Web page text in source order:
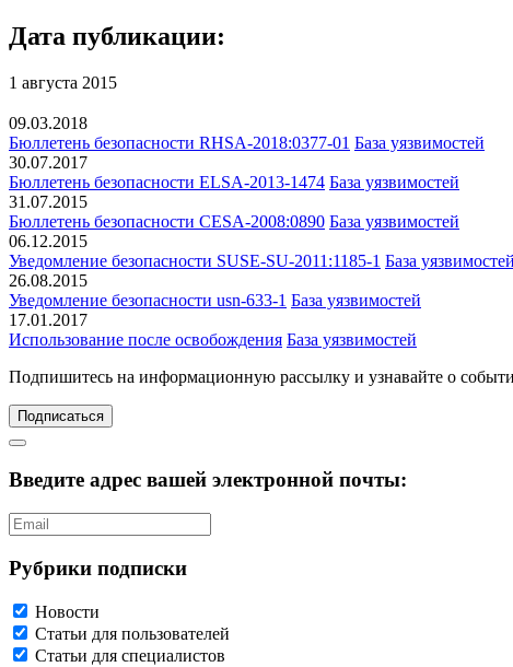
Дата публикации:
1 августа 2015
09.03.2018
Бюллетень безопасности RHSA-2018:0377-01 База уязвимостей
30.07.2017
Бюллетень безопасности ELSA-2013-1474 База уязвимостей
31.07.2015
Бюллетень безопасности CESA-2008:0890 База уязвимостей
06.12.2015
Уведомление безопасности SUSE-SU-2011:1185-1 База уязвимостей
26.08.2015
Уведомление безопасности usn-633-1 База уязвимостей
17.01.2017
Использование после освобождения База уязвимостей
Подпишитесь на информационную рассылку и узнавайте о
Подписаться
Введите адрес вашей электронной почты:
Рубрики подписки
Новости
Статьи для пользователей
Статьи для специалистов